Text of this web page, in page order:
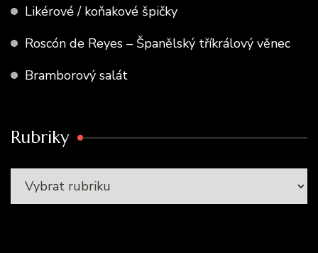
Likérové / koňakové špičky
Roscón de Reyes – Španělský tříkrálový věnec
Bramborový salát
Rubriky